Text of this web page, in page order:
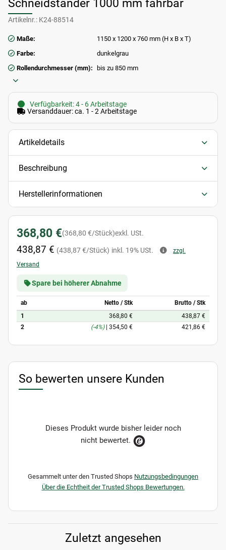
Schneidständer 1000 mm fahrbar
Artikelnr.: K24-88514
Maße:
1150 x 1200 x 760 mm (H x B x T)
Farbe:
dunkelgrau
Rollendurchmesser (mm):
bis zu 850 mm
Verfügbarkeit: 4 - 6 Arbeitstage
Versanddauer: ca. 1 - 2 Arbeitstage
Artikeldetails
Beschreibung
Herstellerinformationen
368,80 €(368,80 €/Stück)exkl. USt.
438,87 € (438,87 €/Stück) inkl. 19% USt.
zzgl.
Versand
Spare bei höherer Abnahme
ab Netto / Stk
Brutto / Stk
1
368,80 €
438,87 €
2
(-4%) 354,50 € 421,86 €
So bewerten unsere Kunden
Dieses Produkt wurde bisher leider noch
nicht bewertet.
Gesammelt unter den Trusted Shops Nutzungsbedingungen
Über die Echtheit der Trusted Shops Bewertungen.
Zuletzt angesehen